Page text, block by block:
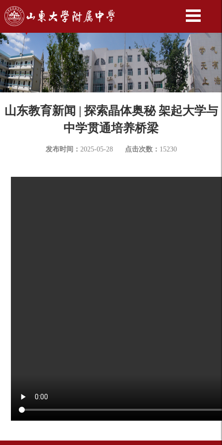
山东教育新闻 | 探索晶体奥秘 架起大学与
中学贯通培养桥梁
发布时间： 2025-05-28 点击次数： 15230